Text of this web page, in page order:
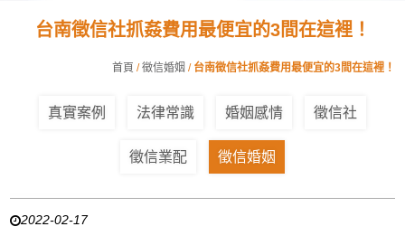
台南徵信社抓姦費用最便宜的3間在這裡！
首頁 /徵信婚姻 / 台南徵信社抓姦費用最便宜的3間在這裡！
真實案例 法律常識 婚姻感情 徵信社
徵信業配 徵信婚姻
2022-02-17